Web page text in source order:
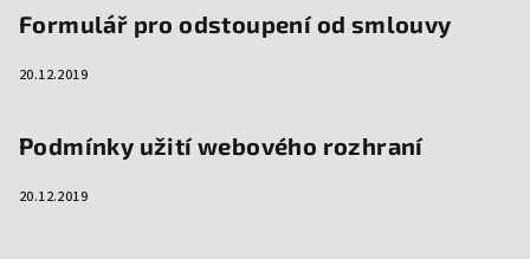
Formulář pro odstoupení od smlouvy
20.12.2019
Podmínky užití webového rozhraní
20.12.2019